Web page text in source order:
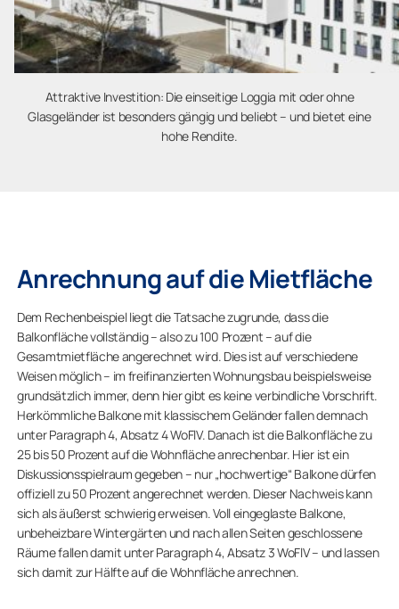
Attraktive Investition: Die einseitige Loggia mit oder ohne
Glasgeländer ist besonders gängig und beliebt – und bietet eine
hohe Rendite.
Anrechnung auf die Mietfläche
Dem Rechenbeispiel liegt die Tatsache zugrunde, dass die
Balkonfläche vollständig – also zu 100 Prozent – auf die
Gesamtmietfläche angerechnet wird. Dies ist auf verschiedene
Weisen möglich – im freifinanzierten Wohnungsbau beispielsweise
grundsätzlich immer, denn hier gibt es keine verbindliche Vorschrift.
Herkömmliche Balkone mit klassischem Geländer fallen demnach
unter Paragraph 4, Absatz 4 WoFlV. Danach ist die Balkonfläche zu
25 bis 50 Prozent auf die Wohnfläche anrechenbar. Hier ist ein
Diskussionsspielraum gegeben – nur „hochwertige“ Balkone dürfen
offiziell zu 50 Prozent angerechnet werden. Dieser Nachweis kann
sich als äußerst schwierig erweisen. Voll eingeglaste Balkone,
unbeheizbare Wintergärten und nach allen Seiten geschlossene
Räume fallen damit unter Paragraph 4, Absatz 3 WoFlV – und lassen
sich damit zur Hälfte auf die Wohnfläche anrechnen.